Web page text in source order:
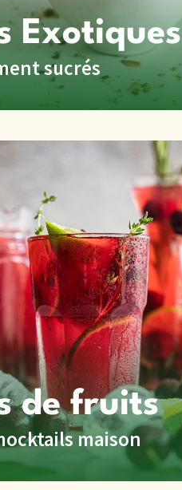
Exotiques
sucrés
de fruits
maison